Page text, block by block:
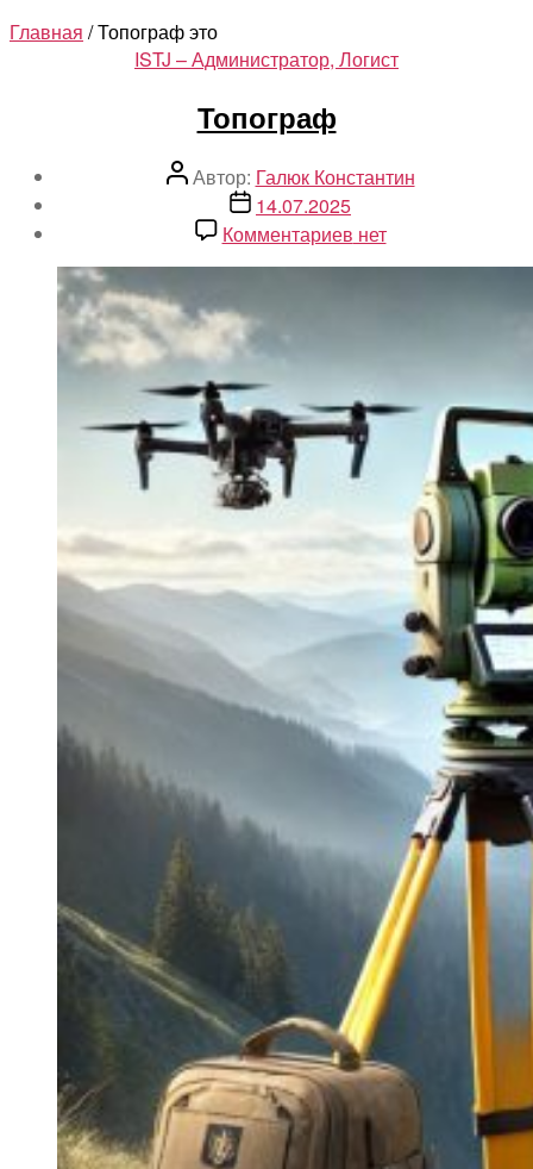
Главная / Топограф это
Рубрики
ISTJ – Администратор, Логист
Топограф
АвторАвтор: Галюк Константин
Дата
записи
14.07.2025
Комментариевкнет